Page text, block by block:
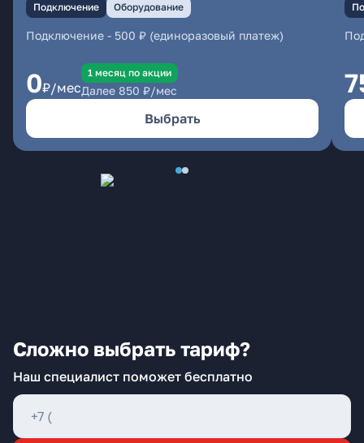
Подключение Оборудование
Подключение - 500 ₽ (единоразовый платеж)
0₽/мес
1 месяц по акции
Далее 850 ₽/мес
Выбрать
Сложно выбрать тариф?
Наш специалист поможет бесплатно